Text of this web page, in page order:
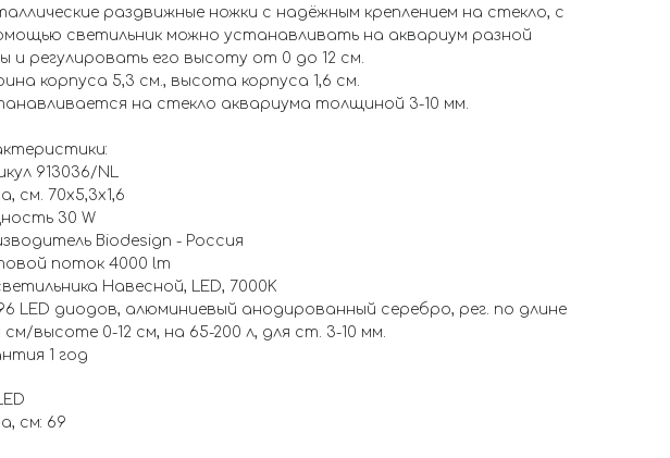
раздвижные ножки с надёжным креплением на стекло, с
светильник можно устанавливать на аквариум разной
и регулировать его высоту от 0 до 12 см.
корпуса 5,3 см., высота корпуса 1,6 см.
на стекло аквариума толщиной 3-10 мм.
913036/NL
см. 70x5,3x1,6
30 W
Biodesign - Россия
поток 4000 lm
Навесной, LED, 7000K
LED диодов, алюминиевый анодированный серебро, рег. по длине
см/высоте 0-12 см, на 65-200 л, для ст. 3-10 мм.
1 год
см: 69